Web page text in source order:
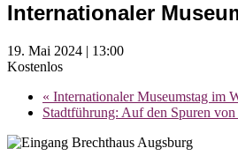
Internationaler
19. Mai 2024 | 13:00
Kostenlos
« Internationaler Museumstag im
Stadtführung: Auf den Spuren